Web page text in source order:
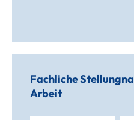
Fachliche
Arbeit